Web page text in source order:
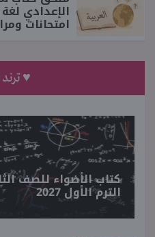
امتحانات
♥
كتاب الأضواء للصف
الترم الأول 2027